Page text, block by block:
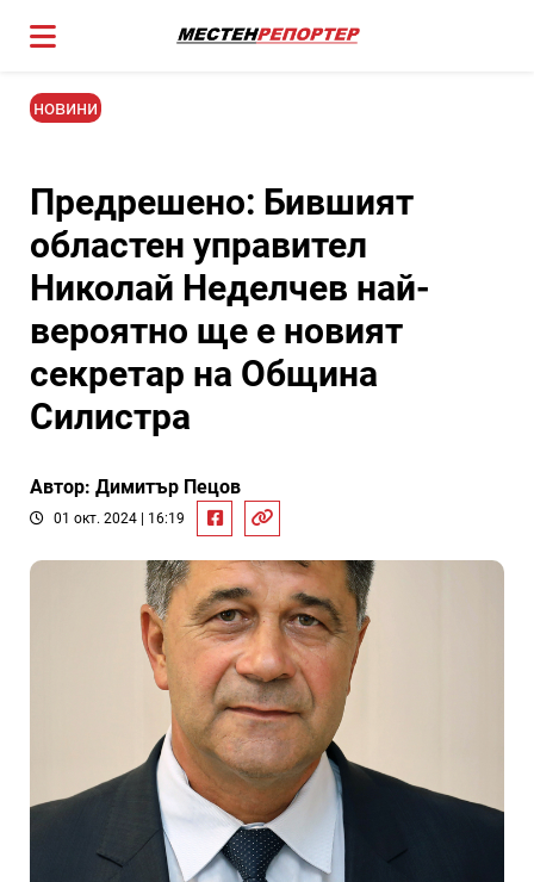
новини
Предрешено: Бившият
областен управител
Николай Неделчев най-
вероятно ще е новият
секретар на Община
Силистра
Автор: Димитър Пецов
01 окт. 2024 | 16:19